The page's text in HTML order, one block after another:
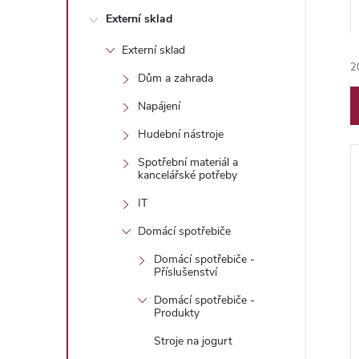
Externí sklad
Externí sklad
Dům a zahrada
Napájení
Hudební nástroje
Spotřební materiál a
kancelářské potřeby
IT
Domácí spotřebiče
Domácí spotřebiče -
Příslušenství
Domácí spotřebiče -
Produkty
Stroje na jogurt
a